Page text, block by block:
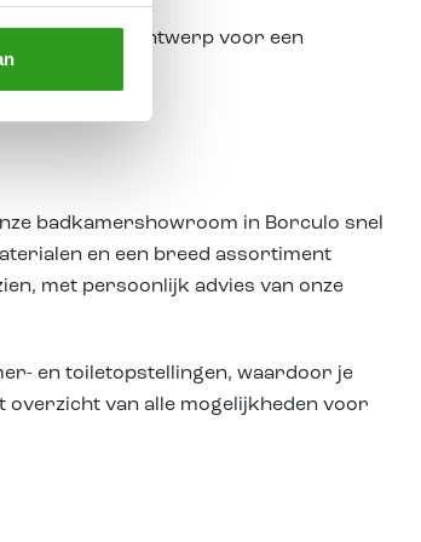
concreet ontwerp voor een
badkamershowroom in Borculo snel
en een breed assortiment
met persoonlijk advies van onze
en toiletopstellingen, waardoor je
overzicht van alle mogelijkheden voor